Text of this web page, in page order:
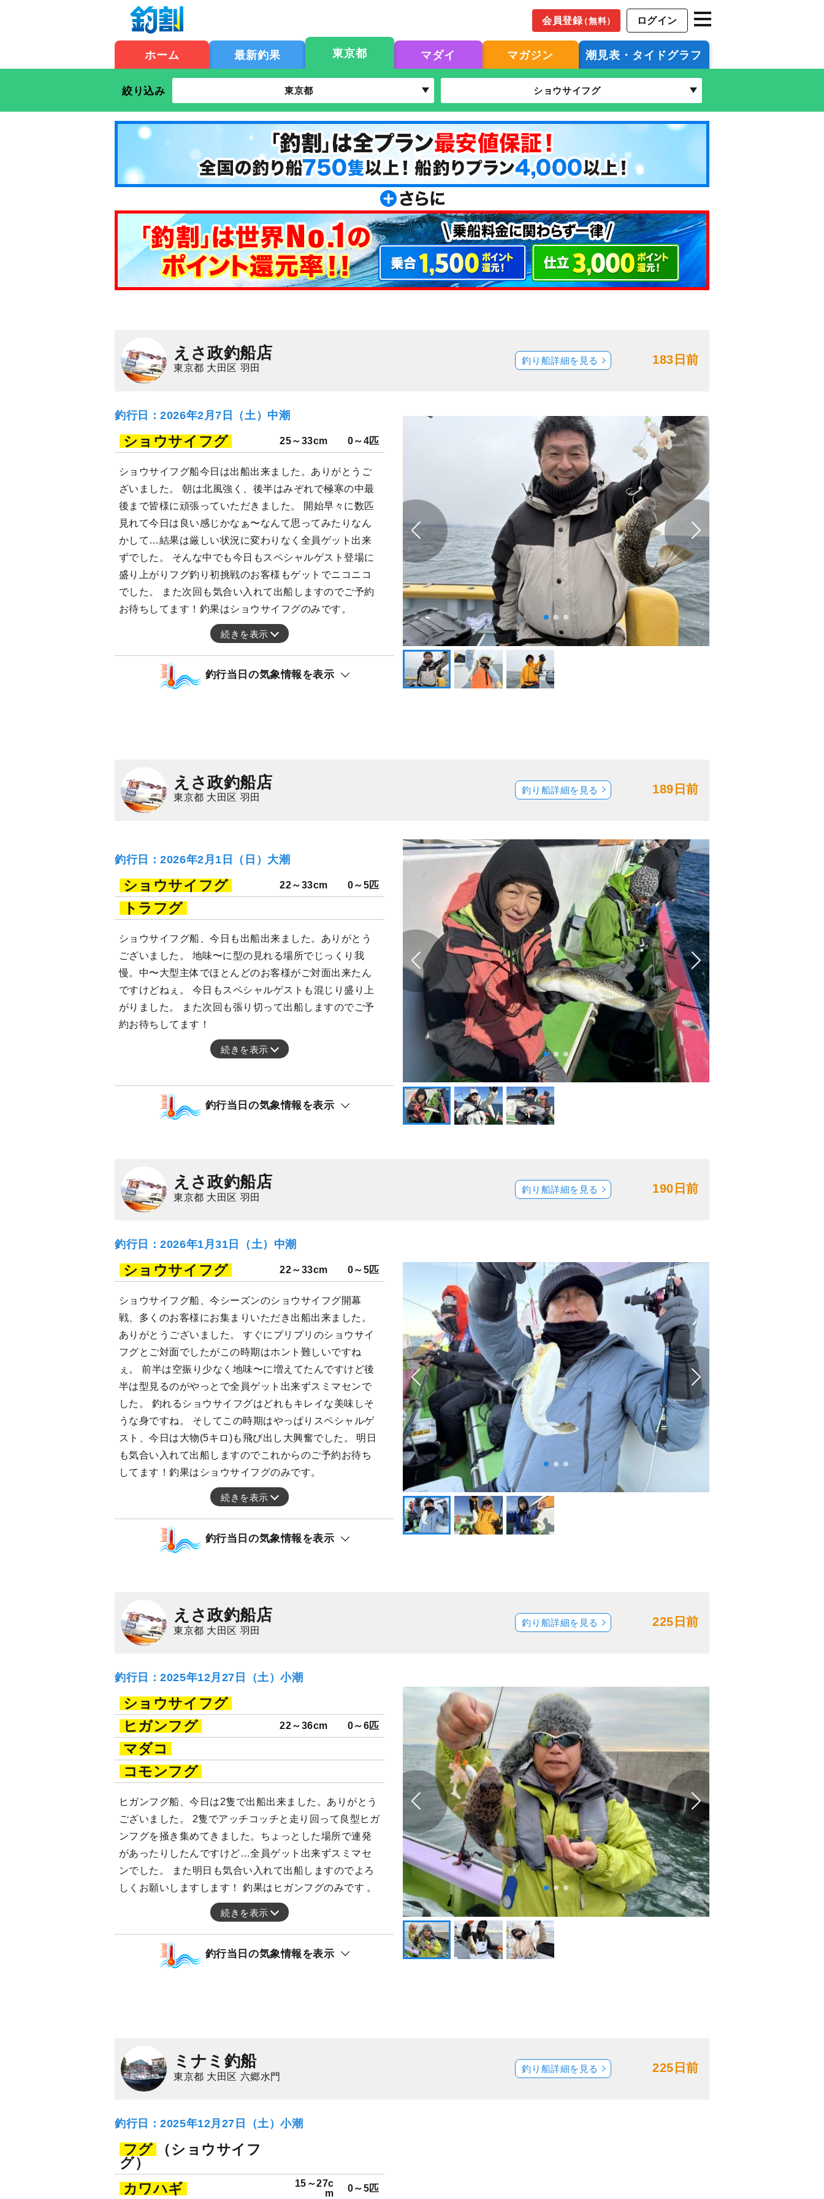
会員登録（無料） ログイン
ホーム 最新釣果 東京都 マダイ マガジン 潮見表・タイドグラフ
絞り込み 東京都 ショウサイフグ
えさ政釣船店
東京都 大田区 羽田
183日前
釣り船詳細を見る
釣行日：2026年2月7日（土）中潮
ショウサイフグ 25～33cm 0～4匹
ショウサイフグ船今日は出船出来ました。ありがとうご
ざいました。 朝は北風強く、後半はみぞれで極寒の中最
後まで皆様に頑張っていただきました。 開始早々に数匹
見れて今日は良い感じかなぁ〜なんて思ってみたりなん
かして…結果は厳しい状況に変わりなく全員ゲット出来
ずでした。 そんな中でも今日もスペシャルゲスト登場に
盛り上がりフグ釣り初挑戦のお客様もゲットでニコニコ
でした。 また次回も気合い入れて出船しますのでご予約
お待ちしてます！釣果はショウサイフグのみです。
続きを表示
釣行当日の気象情報を表示
えさ政釣船店
東京都 大田区 羽田
189日前
釣り船詳細を見る
釣行日：2026年2月1日（日）大潮
ショウサイフグ 22～33cm 0～5匹
トラフグ
ショウサイフグ船、今日も出船出来ました。ありがとう
ございました。 地味〜に型の見れる場所でじっくり我
慢。中〜大型主体でほとんどのお客様がご対面出来たん
ですけどねぇ。 今日もスペシャルゲストも混じり盛り上
がりました。 また次回も張り切って出船しますのでご予
約お待ちしてます！
続きを表示
釣行当日の気象情報を表示
えさ政釣船店
東京都 大田区 羽田
190日前
釣り船詳細を見る
釣行日：2026年1月31日（土）中潮
ショウサイフグ 22～33cm 0～5匹
ショウサイフグ船、今シーズンのショウサイフグ開幕
戦、多くのお客様にお集まりいただき出船出来ました。
ありがとうございました。 すぐにプリプリのショウサイ
フグとご対面でしたがこの時期はホント難しいですね
ぇ。 前半は空振り少なく地味〜に増えてたんですけど後
半は型見るのがやっとで全員ゲット出来ずスミマセンで
した。 釣れるショウサイフグはどれもキレイな美味しそ
うな身ですね。 そしてこの時期はやっぱりスペシャルゲ
スト、今日は大物(5キロ)も飛び出し大興奮でした。 明日
も気合い入れて出船しますのでこれからのご予約お待ち
してます！釣果はショウサイフグのみです。
続きを表示
釣行当日の気象情報を表示
えさ政釣船店
東京都 大田区 羽田
225日前
釣り船詳細を見る
釣行日：2025年12月27日（土）小潮
ショウサイフグ
ヒガンフグ
22～36cm 0～6匹
マダコ
コモンフグ
ヒガンフグ船、今日は2隻で出船出来ました。ありがとう
ございました。 2隻でアッチコッチと走り回って良型ヒガ
ンフグを掻き集めてきました。ちょっとした場所で連発
があったりしたんですけど…全員ゲット出来ずスミマセ
ンでした。 また明日も気合い入れて出船しますのでよろ
しくお願いしますします！ 釣果はヒガンフグのみです 。
続きを表示
釣行当日の気象情報を表示
ミナミ釣船
東京都 大田区 六郷水門
225日前
釣り船詳細を見る
釣行日：2025年12月27日（土）小潮
フグ
（ショウサイフ
グ）
カワハギ
15～27c
m
0～5匹